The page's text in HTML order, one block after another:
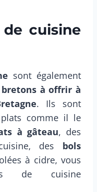
cuisine
sont également
à offrir à
. Ils sont
comme il le
à gâteau, des
des bols
à cidre, vous
de cuisine